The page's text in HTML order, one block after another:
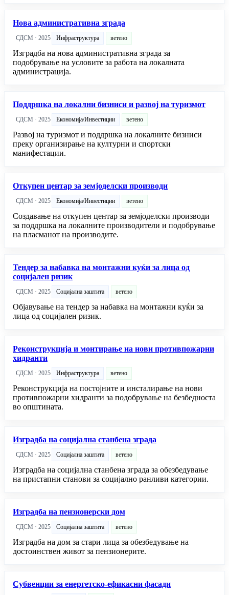
Нова административна зграда
СДСМ · 2025 Инфраструктура ветено
Изградба на нова административна зграда за
подобрување на условите за работа на локалната
администрација.
Поддршка на локални бизниси и развој на туризмот
СДСМ · 2025 Економија/Инвестиции ветено
Развој на туризмот и поддршка на локалните бизниси
преку организирање на културни и спортски
манифестации.
Откупен центар за земјоделски производи
СДСМ · 2025 Економија/Инвестиции ветено
Создавање на откупен центар за земјоделски производи
за поддршка на локалните производители и подобрување
на пласманот на производите.
Тендер за набавка на монтажни куќи за лица од
социјален ризик
СДСМ · 2025 Социјална заштита ветено
Објавување на тендер за набавка на монтажни куќи за
лица од социјален ризик.
Реконструкција и монтирање на нови противпожарни
хидранти
СДСМ · 2025 Инфраструктура ветено
Реконструкција на постојните и инсталирање на нови
противпожарни хидранти за подобрување на безбедноста
во општината.
Изградба на социјална станбена зграда
СДСМ · 2025 Социјална заштита ветено
Изградба на социјална станбена зграда за обезбедување
на пристапни станови за социјално ранливи категории.
Изградба на пензионерски дом
СДСМ · 2025 Социјална заштита ветено
Изградба на дом за стари лица за обезбедување на
достоинствен живот за пензионерите.
Субвенции за енергетско-ефикасни фасади